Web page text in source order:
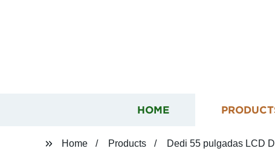
HOME
Home Products Dedi 55 pulgadas LCD